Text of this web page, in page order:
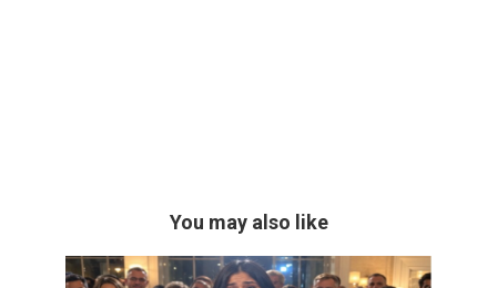
You may also like